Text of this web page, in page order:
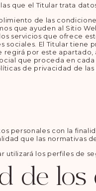
que el Titular trata
de las
que ayuden al Sitio
servicios que ofrece
sociales. El Titular
regirá por este
que proceda en
de privacidad de
personales con la
que las normativas
utilizará los perfiles de
de los